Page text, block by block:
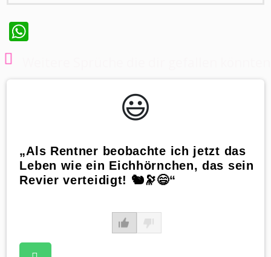
😃️
„Als Rentner beobachte ich jetzt das
Leben wie ein Eichhörnchen, das sein
Revier verteidigt! 🐿️🔭😄“